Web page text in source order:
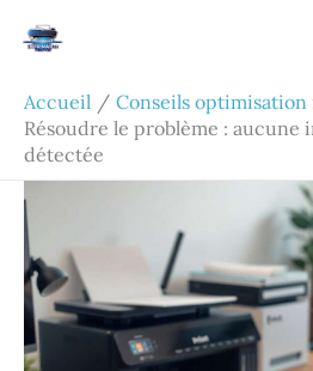
Accueil
Conseils
Résoudre le problème :
détectée
Rechercher